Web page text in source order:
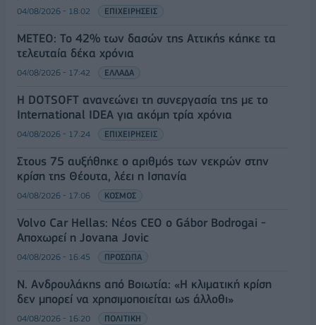
04/08/2026 - 18:02 ΕΠΙΧΕΙΡΗΣΕΙΣ
ΜΕΤΕΟ: Το 42% των δασών της Αττικής κάηκε τα
τελευταία δέκα χρόνια
04/08/2026 - 17:42 ΕΛΛΑΔΑ
Η DOTSOFT ανανεώνει τη συνεργασία της με το
International IDEA για ακόμη τρία χρόνια
04/08/2026 - 17:24 ΕΠΙΧΕΙΡΗΣΕΙΣ
Στους 75 αυξήθηκε ο αριθμός των νεκρών στην
κρίση της Θέουτα, λέει η Ισπανία
04/08/2026 - 17:06 ΚΟΣΜΟΣ
Volvo Car Hellas: Νέος CEO ο Gábor Bodrogai -
Αποχωρεί η Jovana Jovic
04/08/2026 - 16:45 ΠΡΟΣΩΠΑ
Ν. Ανδρουλάκης από Βοιωτία: «Η κλιματική κρίση
δεν μπορεί να χρησιμοποιείται ως άλλοθι»
04/08/2026 - 16:20 ΠΟΛΙΤΙΚΗ